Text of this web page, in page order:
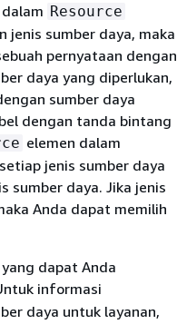
Resource
jenis sumber daya, maka
pernyataan dengan
daya yang diperlukan,
sumber daya
dengan tanda bintang
elemen dalam
jenis sumber daya
sumber daya. Jika jenis
Anda dapat memilih
dapat Anda
informasi
daya untuk layanan,